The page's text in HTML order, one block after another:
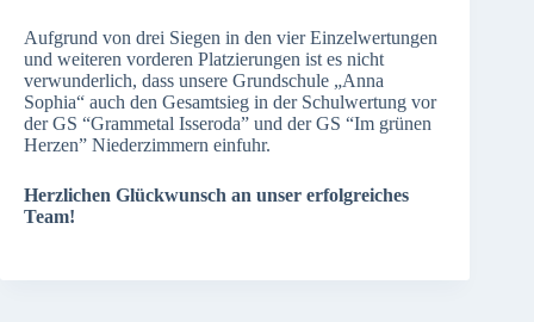
Aufgrund von drei Siegen in den vier Einzelwertungen
und weiteren vorderen Platzierungen ist es nicht
verwunderlich, dass unsere Grundschule „Anna
Sophia“ auch den Gesamtsieg in der Schulwertung vor
der GS “Grammetal Isseroda” und der GS “Im grünen
Herzen” Niederzimmern einfuhr.
Herzlichen Glückwunsch an unser erfolgreiches
Team!